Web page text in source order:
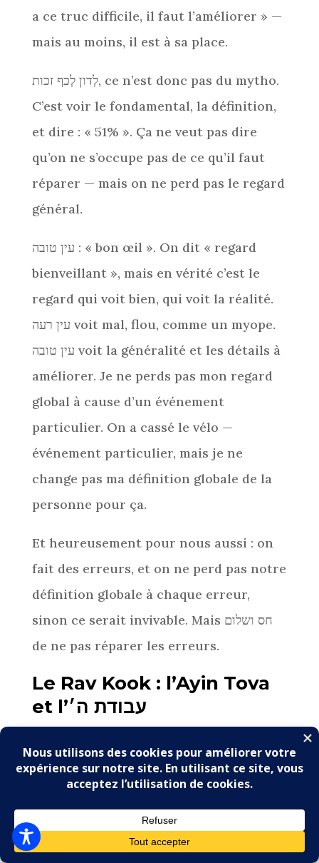
a ce truc difficile, il faut l’améliorer » —
mais au moins, il est à sa place.
לְדון לְכף זכות, ce n’est donc pas du mytho.
C’est voir le fondamental, la définition,
et dire : « 51% ». Ça ne veut pas dire
qu’on ne s’occupe pas de ce qu’il faut
réparer — mais on ne perd pas le regard
général.
עין טובה : « bon œil ». On dit « regard
bienveillant », mais en vérité c’est le
regard qui voit bien, qui voit la réalité.
עין רעה voit mal, flou, comme un myope.
עין טובה voit la généralité et les détails à
améliorer. Je ne perds pas mon regard
global à cause d’un événement
particulier. On a cassé le vélo —
événement particulier, mais je ne
change pas ma définition globale de la
personne pour ça.
Et heureusement pour nous aussi : on
fait des erreurs, et on ne perd pas notre
définition globale à chaque erreur,
sinon ce serait invivable. Mais חס ושלום
de ne pas réparer les erreurs.
Le Rav Kook : l’Ayin Tova
et l’עבודת ה׳
l’Ayin Tova a des conséquences sur
notre עבודת ה׳.
Il dit, en substance : le fondement de
toute notre morale dépend de notre